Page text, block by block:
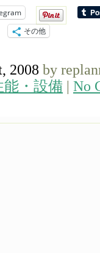
その他
2008 by
能・設備 | No